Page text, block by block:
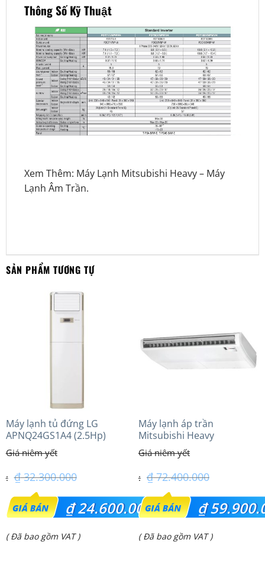
Thông Số Kỹ Thuật
Xem Thêm: Máy Lạnh Mitsubishi Heavy– Máy
Lạnh Âm Trần.
SẢN PHẨM TƯƠNG TỰ
Máy lạnh tủ đứng LG
APNQ24GS1A4 (2.5Hp)
Inverter
₫32.300.000
Giá
gốc
là:
₫24.600.000
Giá
( Đã bao gồm VAT )
Máy lạnh áp trần
Mitsubishi Heavy
FDE140VG (6.0Hp) Cao cấp
– 3 Pha
₫72.400.000
Giá
gốc
là:
₫
Giá
( Đã bao gồm VAT )